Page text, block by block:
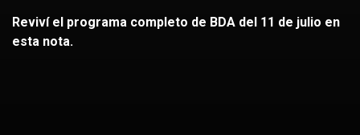
Reviví el programa completo de BDA del 11 de julio en
esta nota.